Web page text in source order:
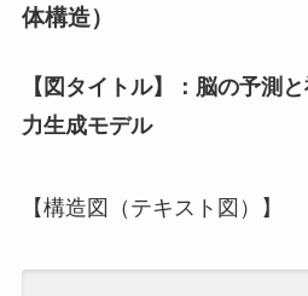
体構造）
【図タイトル】：脳の予測
力生成モデル
【構造図（テキスト図）】